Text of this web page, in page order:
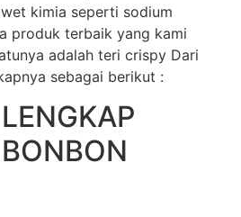
kimia seperti sodium
produk terbaik yang kami
adalah teri crispy Dari
sebagai berikut :